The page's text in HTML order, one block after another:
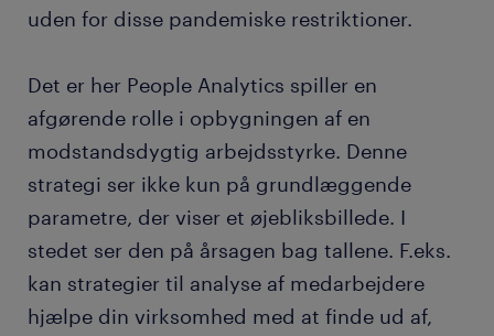
uden for disse pandemiske restriktioner.
Det er her People Analytics spiller en
afgørende rolle i opbygningen af en
modstandsdygtig arbejdsstyrke. Denne
strategi ser ikke kun på grundlæggende
parametre, der viser et øjebliksbillede. I
stedet ser den på årsagen bag tallene. F.eks.
kan strategier til analyse af medarbejdere
hjælpe din virksomhed med at finde ud af,